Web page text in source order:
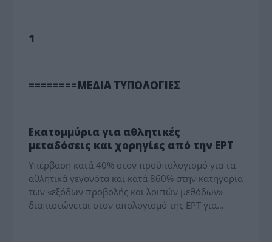
1
========ΜΕΔΙΑ ΤΥΠΟΛΟΓΙΕΣ
Εκατομμύρια για αθλητικές
μεταδόσεις και χορηγίες από την ΕΡΤ
Υπέρβαση κατά 40% στον προϋπολογισμό για τα
αθλητικά γεγονότα και κατά 860% στην κατηγορία
των «εξόδων προβολής και λοιπών μεθόδων»
διαπιστώνεται στον απολογισμό της ΕΡΤ για…